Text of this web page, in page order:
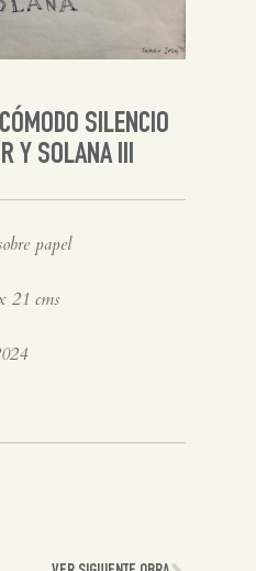
SILENCIO
Y SOLANA III
papel
21 cms